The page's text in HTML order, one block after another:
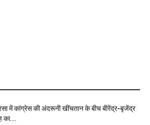
में कांग्रेस की अंदरूनी खींचतान के बीच बीरेंद्र-बृजेंद्र
का...